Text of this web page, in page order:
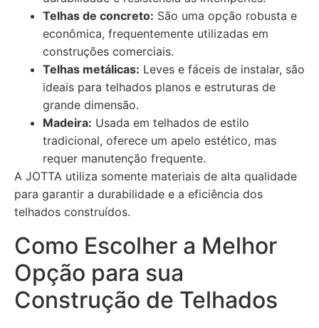
Telhas de concreto: São uma opção robusta e
econômica, frequentemente utilizadas em
construções comerciais.
Telhas metálicas: Leves e fáceis de instalar, são
ideais para telhados planos e estruturas de
grande dimensão.
Madeira: Usada em telhados de estilo
tradicional, oferece um apelo estético, mas
requer manutenção frequente.
A JOTTA utiliza somente materiais de alta qualidade
para garantir a durabilidade e a eficiência dos
telhados construídos.
Como Escolher a Melhor
Opção para sua
Construção de Telhados